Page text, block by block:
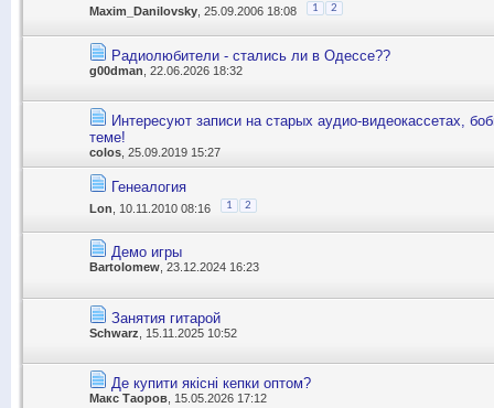
Maxim_Danilovsky , 25.09.2006 18:08 1 2
Радиолюбители - стались ли в Одессе??
g00dman , 22.06.2026 18:32
Интересуют записи на старых аудио-видеокассетах,
теме!
colos , 25.09.2019 15:27
Генеалогия
Lon , 10.11.2010 08:16 1 2
Демо игры
Bartolomew , 23.12.2024 16:23
Занятия гитарой
Schwarz , 15.11.2025 10:52
Де купити якісні кепки оптом?
Макс Таоров , 15.05.2026 17:12